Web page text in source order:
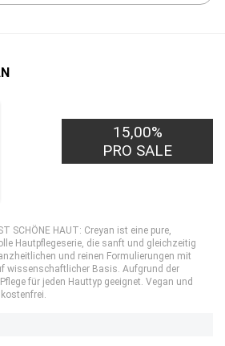
15,00%
PRO SALE
SCHÖNE HAUT: Creyan ist eine pure,
Hautpflegeserie, die sanft und gleichzeitig
und reinen Formulierungen mit
wissenschaftlicher Basis. Aufgrund der
für jeden Hauttyp geeignet. Vegan und